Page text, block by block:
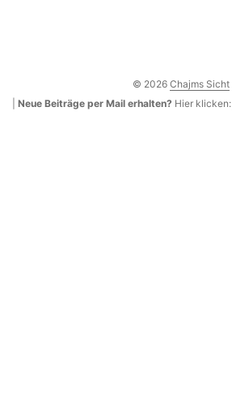
© 2026 Chajms Sicht
Neue Beiträge per Mail erhalten? Hier klicken: